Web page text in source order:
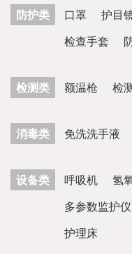
防护类 口罩 护目
检查手套
检测类 额温枪 检
消毒类 免洗洗手液
设备类 呼吸机 氢
多参数监护仪
护理床